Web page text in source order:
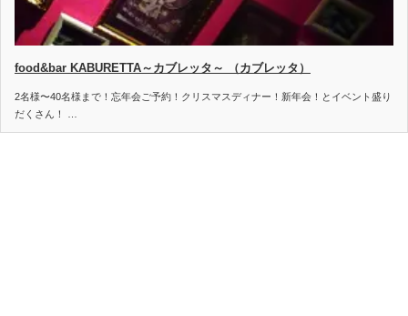
food&bar KABURETTA～カブレッタ～ （カブレッタ）
2名様〜40名様まで！忘年会ご予約！クリスマスディナー！新年会！とイベント盛り
だくさん！ …